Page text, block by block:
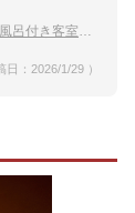
の宿でゆっくりしたい！
：2026/1/29 ）